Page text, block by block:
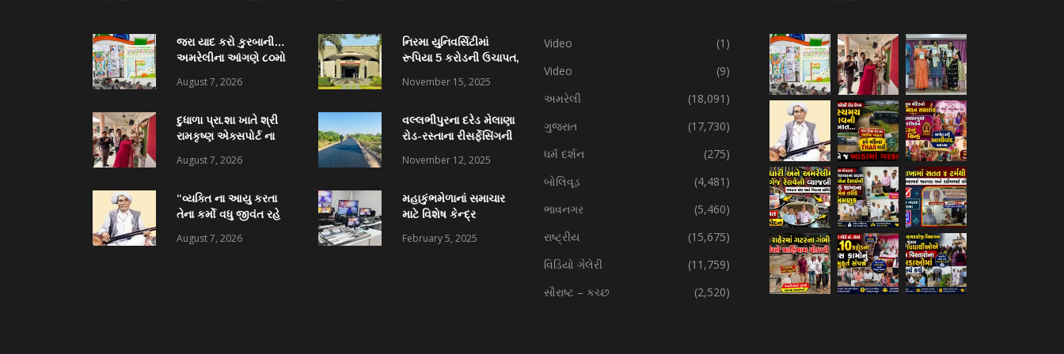
જરા યાદ કરો કુરબાની…
અમરેલીના આંગણે ૮૦મો
મહોત્સવ
August 7, 2026
દુધાળા પ્રા.શા ખાતે શ્રી
રામકૃષ્ણ એક્સપોર્ટ ના
કોમ્પુટર ટેબ્લેટ વિતરણ
નું લોકાર્પણ
August 7, 2026
“વ્યક્તિ ના આયુ કરતા
તેના કર્મો વધુ જીવંત રહે
શ્રીજાદવબાપા ધામેલિયા
August 7, 2026
નિરમા યુનિવર્સિટીમાં
રૂપિયા 5 કરોડની ઉચાપત,
ફરિયાદ
November 15, 2025
વલ્લભીપુરના દરેડ મેલાણા
રોડ-રસ્તાના રીસર્ફેસિંગની
November 12, 2025
મહાકુંભમેળાનાં સમાચાર
માટે વિશેષ કેન્દ્ર
February 5, 2025
Video
(1)
Video
(9)
અમરેલી
(18,091)
ગુજરાત
(17,730)
ધર્મ દર્શન
(275)
બોલિવૂડ
(4,481)
ભાવનગર
(5,460)
રાષ્ટ્રીય
(15,675)
વિડિયો ગેલેરી
(11,759)
સૌરાષ્ટ – કચ્છ
(2,520)